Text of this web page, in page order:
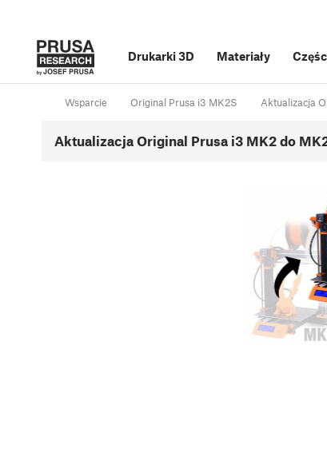
Drukarki 3D Materiały
Wsparcie Original Prusa i3 MK2S Aktualizacja
Aktualizacja Original Prusa i3 MK2 do